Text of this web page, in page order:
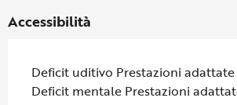
Accessibilità
Deficit uditivo Prestazioni adattate
Deficit mentale Prestazioni